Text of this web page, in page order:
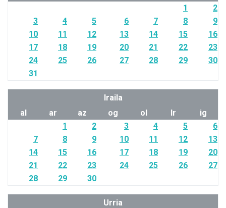
1
2
3
4 5 6 7 8
9
10
11 12 13 14 15
16
17
18 19 20 21 22
23
24
25 26 27 28 29
30
31
Iraila
al
ar az og ol lr
ig
1
2 3 4 5
6
7
8 9 10 11 12
13
14
15 16 17 18 19
20
21
22 23 24 25 26
27
28
29 30
Urria